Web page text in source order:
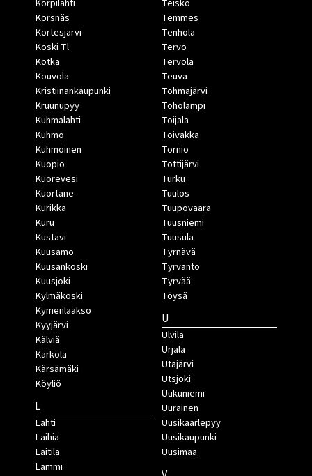
Korpilahti
Korsnäs
Kortesjärvi
Koski Tl
Kotka
Kouvola
Kristiinankaupunki
Kruunupyy
Kuhmalahti
Kuhmo
Kuhmoinen
Kuopio
Kuorevesi
Kuortane
Kurikka
Kuru
Kustavi
Kuusamo
Kuusankoski
Kuusjoki
Kylmäkoski
Kymenlaakso
Kyyjärvi
Kälviä
Kärkölä
Kärsämäki
Köyliö
L
Lahti
Laihia
Laitila
Lammi
Teisko
Temmes
Tenhola
Tervo
Tervola
Teuva
Tohmajärvi
Toholampi
Toijala
Toivakka
Tornio
Tottijärvi
Turku
Tuulos
Tuupovaara
Tuusniemi
Tuusula
Tyrnävä
Tyrväntö
Tyrvää
Töysä
U
Ulvila
Urjala
Utajärvi
Utsjoki
Uukuniemi
Uurainen
Uusikaarlepyy
Uusikaupunki
Uusimaa